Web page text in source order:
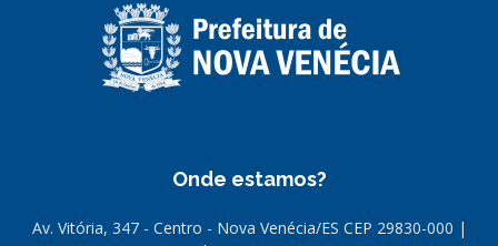
Onde estamos?
Av. Vitória, 347 - Centro - Nova Venécia/ES CEP 29830-000 |